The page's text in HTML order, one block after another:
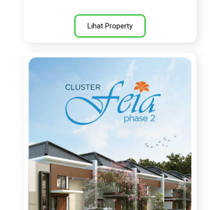
Lihat Property